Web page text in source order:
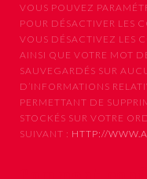
VOUS POUVEZ
POUR DÉSACTIVER LES
VOUS DÉSACTIVEZ LES
AINSI QUE VOTRE MOT
SAUVEGARDÉS SUR
D’INFORMATIONS
PERMETTANT DE
STOCKÉS SUR VOTRE
SUIVANT : HTTP://